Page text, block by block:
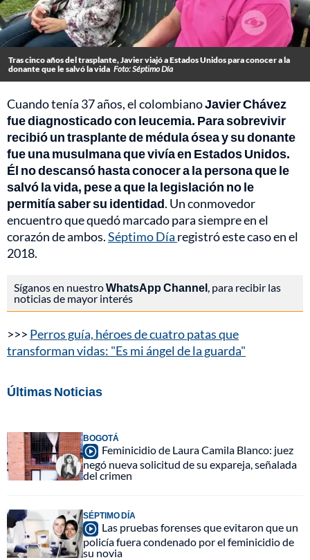
Tras cinco años del trasplante, Javier viajó a Estados Unidos para conocer a la
donante que le salvó la vida Foto: Séptimo Día
Cuando tenía 37 años, el colombianoJavier Chávez
fue diagnosticado con leucemia. Para sobrevivir
recibió un trasplante de médula ósea y su donante
fue una musulmana que vivía en Estados Unidos.
Él no descansó hasta conocer a la persona que le
salvó la vida, pese a que la legislación no le
permitía saber su identidad. Un conmovedor
encuentro que quedó marcado para siempre en el
corazón de ambos.Séptimo Día registró este caso en el
2018.
Síganos en nuestroWhatsApp Channel , para recibir las
noticias de mayor interés
>>> Perros guía, héroes de cuatro patas que
transforman vidas: "Es mi ángel de la guarda"
Últimas Noticias
BOGOTÁ
Feminicidio de Laura Camila Blanco: juez
negó nueva solicitud de su expareja, señalada
del crimen
SÉPTIMO DÍA
Las pruebas forenses que evitaron que un
policía fuera condenado por el feminicidio de
su novia